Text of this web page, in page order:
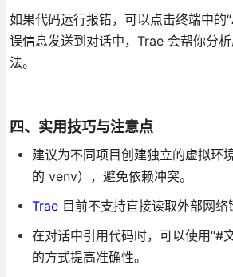
如果代码运行报错，可以点击终端中的
误信息发送到对话中，Trae 会帮你分
法。
四、实用技巧与注意点
建议为不同项目创建独立的虚拟环
的 venv），避免依赖冲突。
Trae目前不支持直接读取外部网络
在对话中引用代码时，可以使用“#
的方式提高准确性。